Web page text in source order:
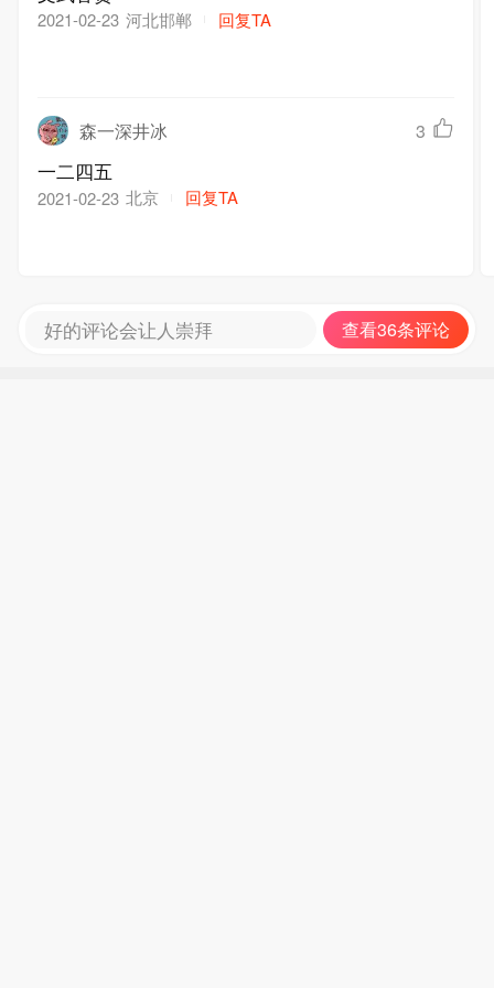
2021-02-23 河北邯郸 回复TA
森一深井冰 3
一二四五
2021-02-23 北京 回复TA
好的评论会让人崇拜 查看36条评论